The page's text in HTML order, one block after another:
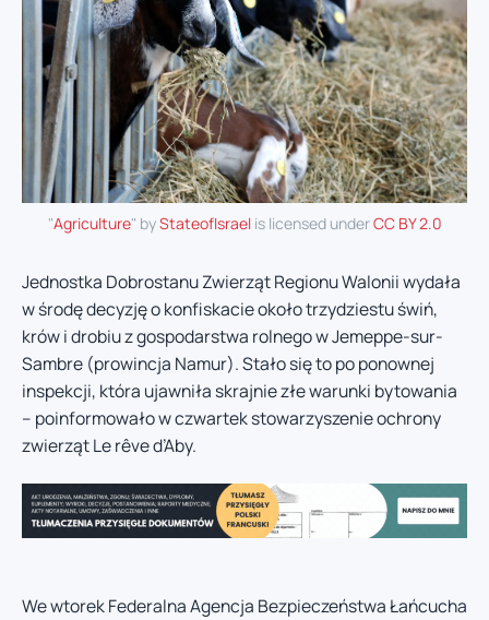
"Agriculture" byStateofIsraelis licensed underCC BY 2.0
Jednostka Dobrostanu Zwierząt Regionu Walonii wydała
w środę decyzję o konfiskacie około trzydziestu świń,
krów i drobiu z gospodarstwa rolnego w Jemeppe-sur-
Sambre (prowincja Namur). Stało się to po ponownej
inspekcji, która ujawniła skrajnie złe warunki bytowania
– poinformowało w czwartek stowarzyszenie ochrony
zwierząt Le rêve d’Aby.
We wtorek Federalna Agencja Bezpieczeństwa Łańcucha